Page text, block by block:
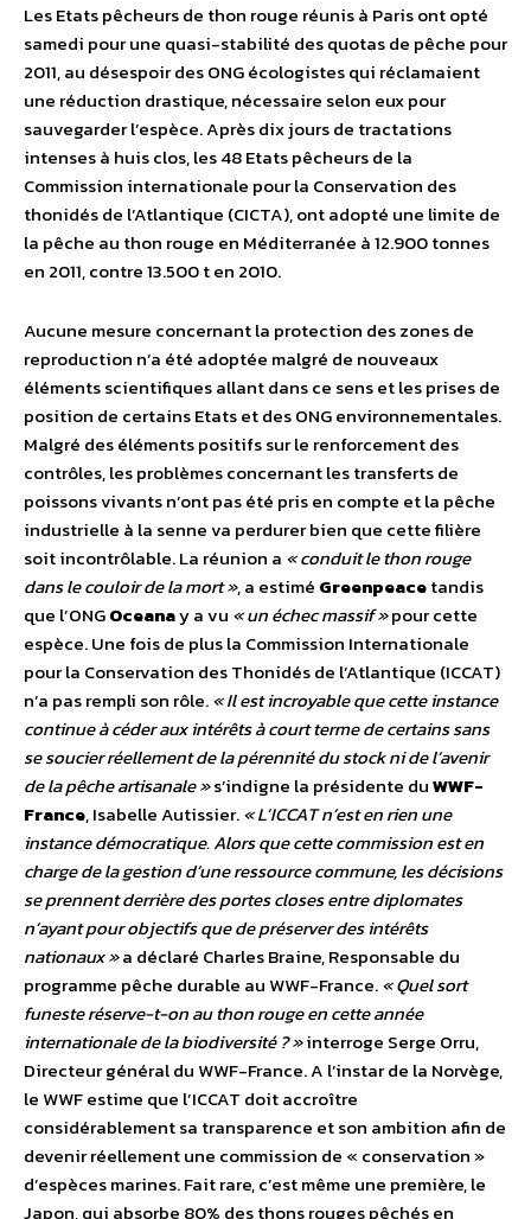
Les Etats pêcheurs de thon rouge réunis à Paris ont opté
samedi pour une quasi-stabilité des quotas de pêche pour
2011, au désespoir des ONG écologistes qui réclamaient
une réduction drastique, nécessaire selon eux pour
sauvegarder l’espèce. Après dix jours de tractations
intenses à huis clos, les 48 Etats pêcheurs de la
Commission internationale pour la Conservation des
thonidés de l’Atlantique (CICTA), ont adopté une limite de
la pêche au thon rouge en Méditerranée à 12.900 tonnes
en 2011, contre 13.500 t en 2010.
Aucune mesure concernant la protection des zones de
reproduction n’a été adoptée malgré de nouveaux
éléments scientifiques allant dans ce sens et les prises de
position de certains Etats et des ONG environnementales.
Malgré des éléments positifs sur le renforcement des
contrôles, les problèmes concernant les transferts de
poissons vivants n’ont pas été pris en compte et la pêche
industrielle à la senne va perdurer bien que cette filière
soit incontrôlable. La réunion a « conduit le thon rouge
dans le couloir de la mort », a estimé Greenpeacetandis
que l’ONGOceanay a vu « un échec massif »pour cette
espèce. Une fois de plus la Commission Internationale
pour la Conservation des Thonidés de l’Atlantique (ICCAT)
n’a pas rempli son rôle.« Il est incroyable que cette instance
continue à céder aux intérêts à court terme de certains sans
se soucier réellement de la pérennité du stock ni de l’avenir
de la pêche artisanale »s’indigne la présidente duWWF-
France, Isabelle Autissier.« L’ICCAT n’est en rien une
instance démocratique. Alors que cette commission est en
charge de la gestion d’une ressource commune, les décisions
se prennent derrière des portes closes entre diplomates
n’ayant pour objectifs que de préserver des intérêts
nationaux »a déclaré Charles Braine, Responsable du
programme pêche durable au WWF-France.« Quel sort
funeste réserve-t-on au thon rouge en cette année
internationale de la biodiversité ? »interroge Serge Orru,
Directeur général du WWF-France. A l’instar de la Norvège,
le WWF estime que l’ICCAT doit accroître
considérablement sa transparence et son ambition afin de
devenir réellement une commission de « conservation »
d’espèces marines. Fait rare, c’est même une première, le
Japon, qui absorbe 80% des thons rouges pêchés en